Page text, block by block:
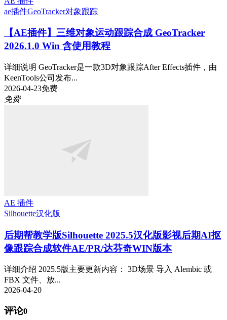
ae插件GeoTracker对象跟踪
【AE插件】三维对象运动跟踪合成 GeoTracker
2026.1.0 Win 含使用教程
详细说明 GeoTracker是一款3D对象跟踪After Effects插件，由
KeenTools公司发布...
2026-04-23免费
免费
AE 插件
Silhouette汉化版
后期帮教学版Silhouette 2025.5汉化版影视后期AI抠
像跟踪合成软件AE/PR/达芬奇WIN版本
详细介绍 2025.5版主要更新内容： 3D场景 导入 Alembic 或
FBX 文件、放...
2026-04-20
评论0